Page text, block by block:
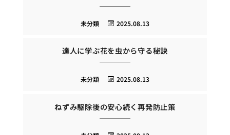
2025.08.13
未分類
達人に学ぶ花を虫から守る秘訣
2025.08.13
未分類
ねずみ駆除後の安心続く再発防止策